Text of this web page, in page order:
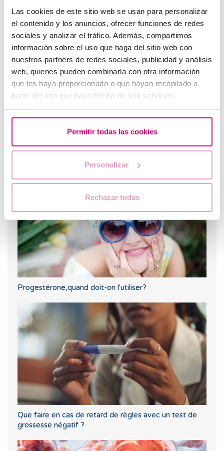
Las cookies de este sitio web se usan para personalizar
el contenido y los anuncios, ofrecer funciones de redes
sociales y analizar el tráfico. Además, compartimos
información sobre el uso que haga del sitio web con
nuestros partners de redes sociales, publicidad y análisis
web, quienes pueden combinarla con otra información
que les haya proporcionado o que hayan recopilado a
partir del uso que haya hecho de sus servicios.
Permitir todas las cookies
Personalizar
Rechazar todas
Pertes brunes : causes, lien avec les règles et la
grossesse
Que se passe-t-il si l'endomètre est trop fin ou trop
Progestérone,quand doit-on l'utiliser?
Que faire en cas de retard de règles avec un test de
grossesse négatif ?